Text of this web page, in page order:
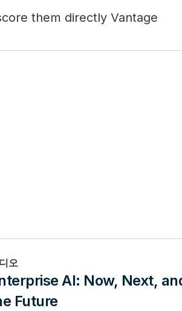
them directly Vantage
오
AI: Now, Next,
Future